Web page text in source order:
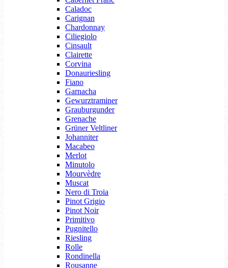
Caladoc
Carignan
Chardonnay
Ciliegiolo
Cinsault
Clairette
Corvina
Donauriesling
Fiano
Garnacha
Gewurztraminer
Grauburgunder
Grenache
Grüner Veltliner
Johanniter
Macabeo
Merlot
Minutolo
Mourvèdre
Muscat
Nero di Troia
Pinot Grigio
Pinot Noir
Primitivo
Pugnitello
Riesling
Rolle
Rondinella
Rousanne